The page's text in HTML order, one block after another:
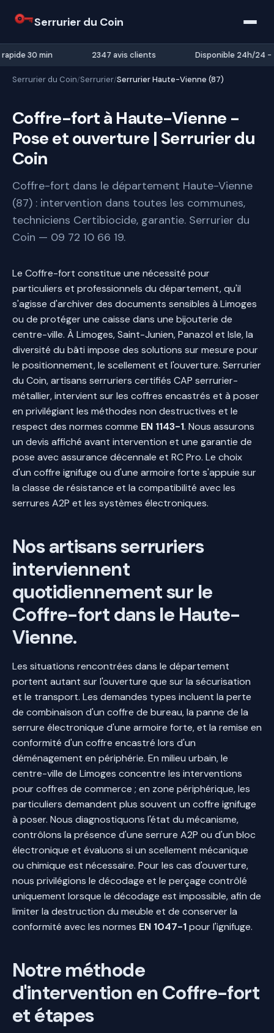
Serrurier du Coin
30 min 2347 avis clients Disponible 24h/24 -
Serrurier du Coin/Serrurier/Serrurier Haute-Vienne (87)
Coffre-fort à Haute-Vienne -
Pose et ouverture | Serrurier du
Coin
Coffre-fort dans le département Haute-Vienne
(87) : intervention dans toutes les communes,
techniciens Certibiocide, garantie. Serrurier du
Coin — 09 72 10 66 19.
Le Coffre-fort constitue une nécessité pour
particuliers et professionnels du département, qu'il
s'agisse d'archiver des documents sensibles à Limoges
ou de protéger une caisse dans une bijouterie de
centre-ville. À Limoges, Saint-Junien, Panazol et Isle, la
diversité du bâti impose des solutions sur mesure pour
le positionnement, le scellement et l'ouverture. Serrurier
du Coin, artisans serruriers certifiés CAP serrurier-
métallier, intervient sur les coffres encastrés et à poser
en privilégiant les méthodes non destructives et le
respect des normes comme EN 1143-1. Nous assurons
un devis affiché avant intervention et une garantie de
pose avec assurance décennale et RC Pro. Le choix
d'un coffre ignifuge ou d'une armoire forte s'appuie sur
la classe de résistance et la compatibilité avec les
serrures A2P et les systèmes électroniques.
Nos artisans serruriers
interviennent
quotidiennement sur le
Coffre-fort dans le Haute-
Vienne.
Les situations rencontrées dans le département
portent autant sur l'ouverture que sur la sécurisation
et le transport. Les demandes types incluent la perte
de combinaison d'un coffre de bureau, la panne de la
serrure électronique d'une armoire forte, et la remise en
conformité d'un coffre encastré lors d'un
déménagement en périphérie. En milieu urbain, le
centre-ville de Limoges concentre les interventions
pour coffres de commerce ; en zone périphérique, les
particuliers demandent plus souvent un coffre ignifuge
à poser. Nous diagnostiquons l'état du mécanisme,
contrôlons la présence d'une serrure A2P ou d'un bloc
électronique et évaluons si un scellement mécanique
ou chimique est nécessaire. Pour les cas d'ouverture,
nous privilégions le décodage et le perçage contrôlé
uniquement lorsque le décodage est impossible, afin de
limiter la destruction du meuble et de conserver la
conformité avec les normes EN 1047-1pour l'ignifuge.
Notre méthode
d'intervention en Coffre-fort
et étapes